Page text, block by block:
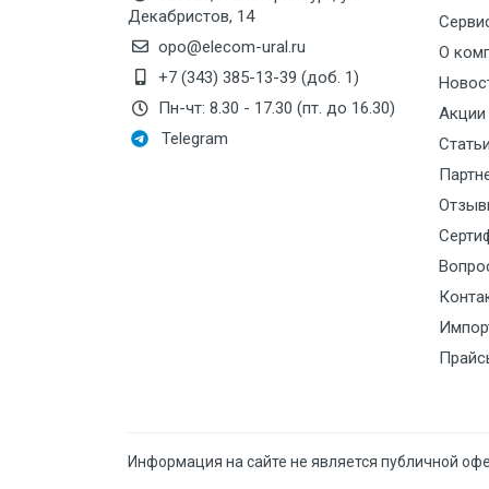
Выходное напряжение 3×220
Выходной ток 7,0 А
Выходная частота
ПЧВ1-
способность
Декабристов, 14
opo@elecom-ural.ru
+7 (343) 385-13-39 (доб. 1)
Пн-чт: 8.30 - 17.30 (пт. до 16.30)
Telegram
О
Акции
Статьи
Информация на сайте не является публичной